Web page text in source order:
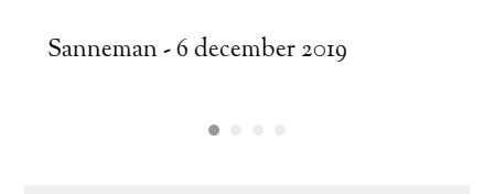
Sanneman - 6 december 2019